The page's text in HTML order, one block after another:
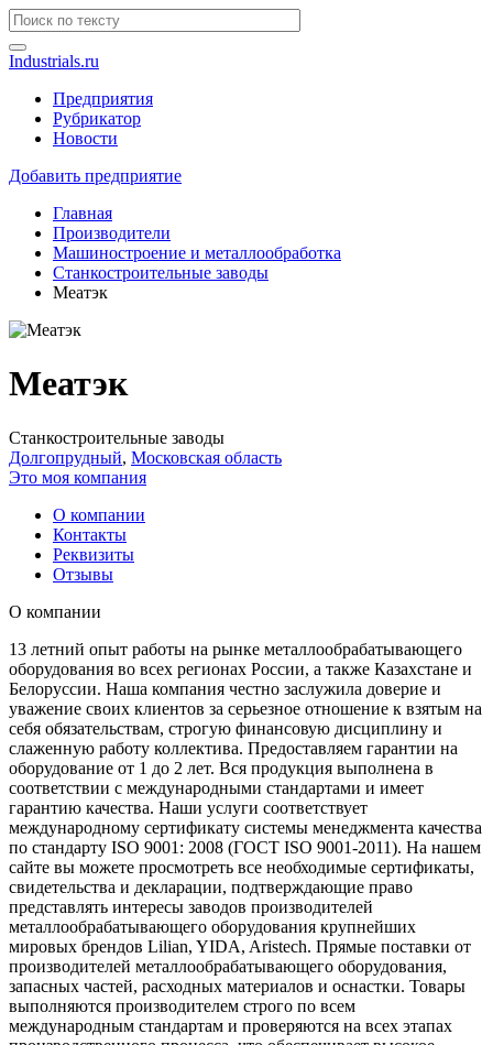
Industrials.ru
Предприятия
Рубрикатор
Новости
Добавить предприятие
Главная
Производители
Машиностроение и металлообработка
Станкостроительные заводы
Меатэк
Меатэк
Станкостроительные заводы
Долгопрудный, Московская область
Это моя компания
О компании
Контакты
Реквизиты
Отзывы
О компании
13 летний опыт работы на рынке металлообрабатывающего
оборудования во всех регионах России, а также Казахстане и
Белоруссии. Наша компания честно заслужила доверие и
уважение своих клиентов за серьезное отношение к взятым на
себя обязательствам, строгую финансовую дисциплину и
слаженную работу коллектива. Предоставляем гарантии на
оборудование от 1 до 2 лет. Вся продукция выполнена в
соответствии с международными стандартами и имеет
гарантию качества. Наши услуги соответствует
международному сертификату системы менеджмента качества
по стандарту ISO 9001: 2008 (ГОСТ ISO 9001-2011). На нашем
сайте вы можете просмотреть все необходимые сертификаты,
свидетельства и декларации, подтверждающие право
представлять интересы заводов производителей
металлообрабатывающего оборудования крупнейших
мировых брендов Lilian, YIDA, Aristech. Прямые поставки от
производителей металлообрабатывающего оборудования,
запасных частей, расходных материалов и оснастки. Товары
выполняются производителем строго по всем
международным стандартам и проверяются на всех этапах